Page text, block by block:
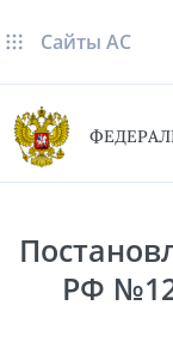
Сайты AC
РФ